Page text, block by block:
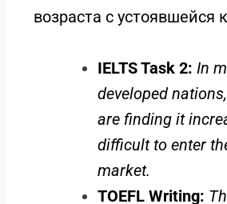
возраста с устоявшейся
IELTS Task 2: In
developed nations,
are finding it
difficult to enter
market.
TOEFL Writing: